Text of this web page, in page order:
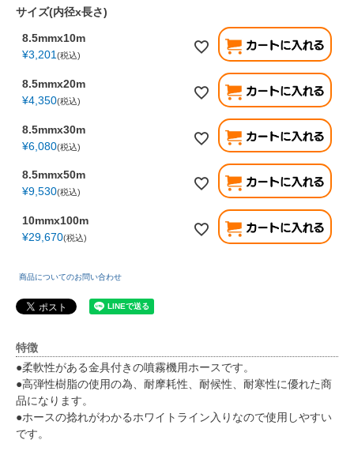
サイズ(内径x長さ)
8.5mmx10m
¥3,201 税込
8.5mmx20m
¥4,350 税込
8.5mmx30m
¥6,080 税込
8.5mmx50m
¥9,530 税込
10mmx100m
¥29,670 税込
商品についてのお問い合わせ
特徴
●柔軟性がある金具付きの噴霧機用ホースです。
●高弾性樹脂の使用の為、耐摩耗性、耐候性、耐寒性に優れた商
品になります。
●ホースの捻れがわかるホワイトライン入りなので使用しやすい
です。